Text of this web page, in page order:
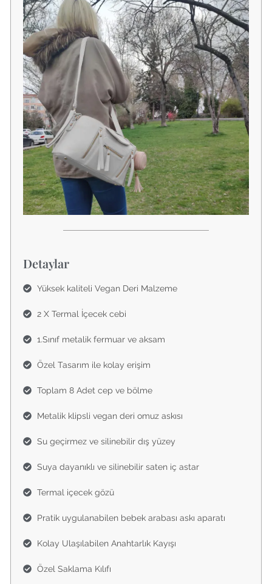
Detaylar
Yüksek kaliteli Vegan Deri Malzeme
2 X Termal İçecek cebi
1.Sınıf metalik fermuar ve aksam
Özel Tasarım ile kolay erişim
Toplam 8 Adet cep ve bölme
Metalik klipsli vegan deri omuz askısı
Su geçirmez ve silinebilir dış yüzey
Suya dayanıklı ve silinebilir saten iç astar
Termal içecek gözü
Pratik uygulanabilen bebek arabası askı aparatı
Kolay Ulaşılabilen Anahtarlık Kayışı
Özel Saklama Kılıfı